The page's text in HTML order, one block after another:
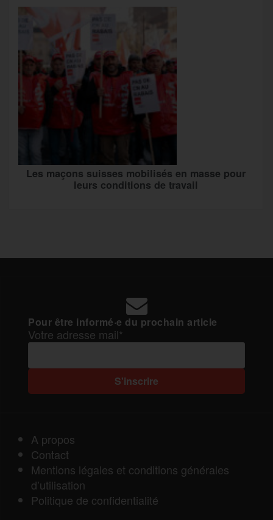
Les maçons suisses mobilisés en masse pour
leurs conditions de travail
Pour être informé·e du prochain article
Votre adresse mail*
A propos
Contact
Mentions légales et conditions générales
d’utilisation
Politique de confidentialité